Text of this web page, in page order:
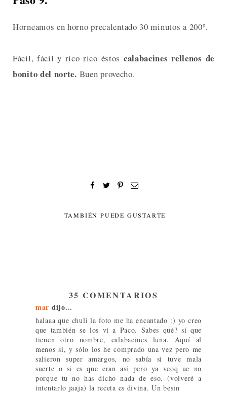
Horneamos en horno precalentado 30 minutos a 200º.
Fácil, fácil y rico rico éstos calabacines rellenos de
bonito del norte. Buen provecho.
TAMBIÉN PUEDE GUSTARTE
35 COMENTARIOS
mar dijo...
halaaa que chuli la foto me ha encantado :) yo creo
que también se los vi a Paco. Sabes qué? sí que
tienen otro nombre, calabacines luna. Aquí al
menos sí, y sólo los he comprado una vez pero me
salieron super amargos, no sabía si tuve mala
suerte o si es que eran así pero ya veoq ue no
porque tu no has dicho nada de eso. (volveré a
intentarlo jaaja) la receta es divina. Un besin